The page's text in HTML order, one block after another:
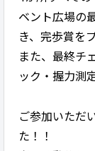
ベント広場の
き、完歩賞を
また、最終チ
ック・握力測
ご参加いただ
た！！